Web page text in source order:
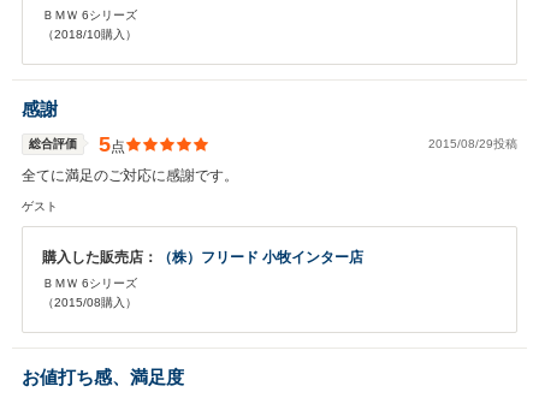
ＢＭＷ 6シリーズ
（2018/10購入）
感謝
総合評価 5点 2015/08/29投稿
全てに満足のご対応に感謝です。
ゲスト
購入した販売店： （株）フリード 小牧インター店
ＢＭＷ 6シリーズ
（2015/08購入）
お値打ち感、満足度